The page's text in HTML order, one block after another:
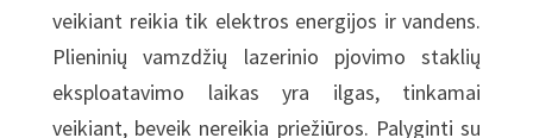
veikiant reikia tik elektros energijos ir vandens.
Plieninių vamzdžių lazerinio pjovimo staklių
eksploatavimo laikas yra ilgas, tinkamai
veikiant, beveik nereikia priežiūros. Palyginti su